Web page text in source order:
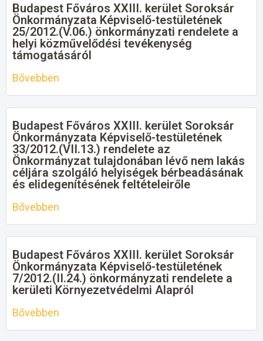
Budapest Főváros XXIII. kerület Soroksár
Önkormányzata Képviselő-testületének
25/2012.(V.06.) önkormányzati rendelete a
helyi közművelődési tevékenység
támogatásáról
Bővebben
Budapest Főváros XXIII. kerület Soroksár
Önkormányzata Képviselő-testületének
33/2012.(VII.13.) rendelete az
Önkormányzat tulajdonában lévő nem lakás
céljára szolgáló helyiségek bérbeadásának
és elidegenítésének feltételeirőle
Bővebben
Budapest Főváros XXIII. kerület Soroksár
Önkormányzata Képviselő-testületének
7/2012.(II.24.) önkormányzati rendelete a
kerületi Környezetvédelmi Alapról
Bővebben